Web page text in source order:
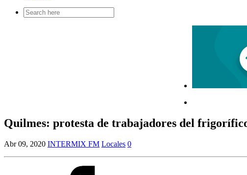
Search
for:
Quilmes: protesta de trabajadores del
Abr 09, 2020 INTERMIX FM Locales 0